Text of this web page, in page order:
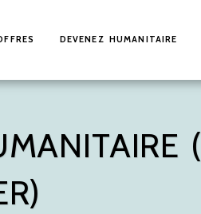
DEVENEZ HUMANITAIRE